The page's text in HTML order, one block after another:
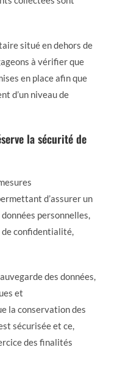
situé en dehors de
à vérifier que
en place afin que
d’un niveau de
la sécurité de
d’assurer un
personnelles,
confidentialité,
des données,
et
la conservation des
sécurisée et ce,
des finalités